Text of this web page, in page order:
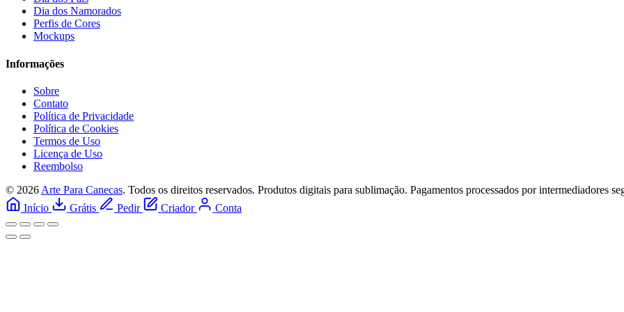
Dia dos Namorados
Perfis de Cores
Mockups
Informações
Sobre
Contato
Política de Privacidade
Política de Cookies
Termos de Uso
Licença de Uso
Reembolso
© 2026 Arte Para Canecas. Todos os direitos reservados. Produtos digitais para sublimação. Pagamentos processados por intermediadores
Início
Grátis Pedir Criador Conta